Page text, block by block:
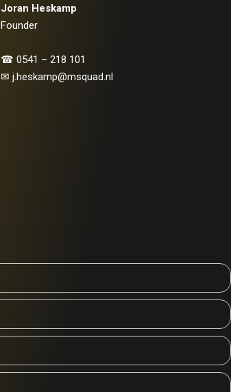
Joran Heskamp
Founder
☎︎ 0541 – 218 101
✉ j.heskamp@msquad.nl